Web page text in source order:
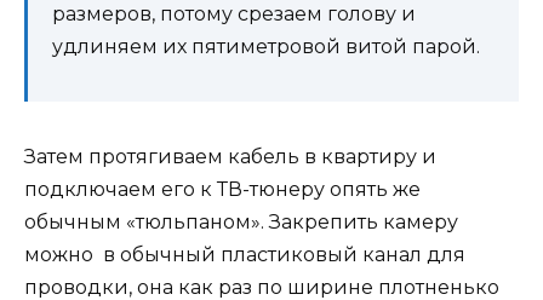
размеров, потому срезаем голову и
удлиняем их пятиметровой витой парой.
Затем протягиваем кабель в квартиру и
подключаем его к ТВ-тюнеру опять же
обычным «тюльпаном». Закрепить камеру
можно в обычный пластиковый канал для
проводки, она как раз по ширине плотненько